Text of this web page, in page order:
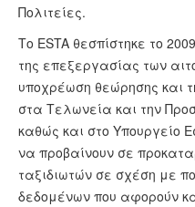
Πολιτείες.
Το ESTA θεσπίστηκε το
της επεξεργασίας των
υποχρέωση θεώρησης και
στα Τελωνεία και την
καθώς και στο Υπουργείο
να προβαίνουν σε
ταξιδιωτών σε σχέση με
δεδομένων που αφορούν